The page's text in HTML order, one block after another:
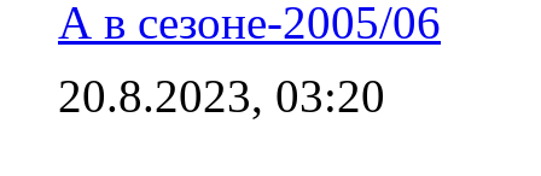
А в сезоне-2005/06
20.8.2023, 03:20